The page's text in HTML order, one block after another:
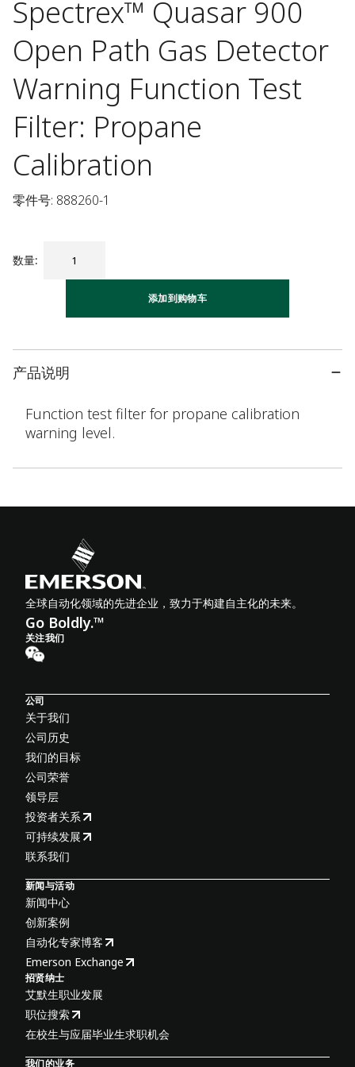
Spectrex™ Quasar 900
Open Path Gas Detector
Warning Function Test
Filter: Propane
Calibration
零件号: 888260-1
数量:
添加到购物车
产品说明
Function test filter for propane calibration
warning level.
全球自动化领域的先进企业，致力于构建自主化的未来。
Go Boldly.™
关注我们
公司
关于我们
公司历史
我们的目标
公司荣誉
领导层
投资者关系
可持续发展
联系我们
新闻与活动
新闻中心
创新案例
自动化专家博客
Emerson Exchange
招贤纳士
艾默生职业发展
职位搜索
在校生与应届毕业生求职机会
我们的业务